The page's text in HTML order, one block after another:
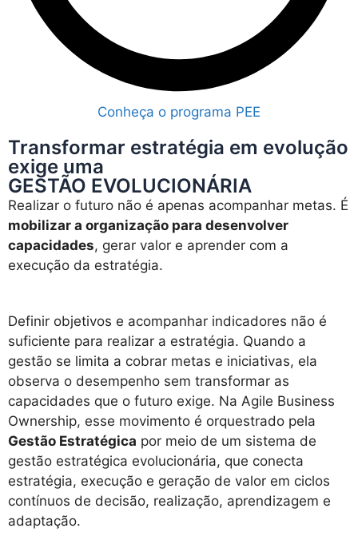
Conheça o programa PEE
Transformar estratégia em evolução
exige uma
GESTÃO EVOLUCIONÁRIA
Realizar o futuro não é apenas acompanhar metas. É
mobilizar a organização para desenvolver
capacidades, gerar valor e aprender com a
execução da estratégia.
Definir objetivos e acompanhar indicadores não é
suficiente para realizar a estratégia. Quando a
gestão se limita a cobrar metas e iniciativas, ela
observa o desempenho sem transformar as
capacidades que o futuro exige. Na Agile Business
Ownership, esse movimento é orquestrado pela
Gestão Estratégica por meio de um sistema de
gestão estratégica evolucionária, que conecta
estratégia, execução e geração de valor em ciclos
contínuos de decisão, realização, aprendizagem e
adaptação.